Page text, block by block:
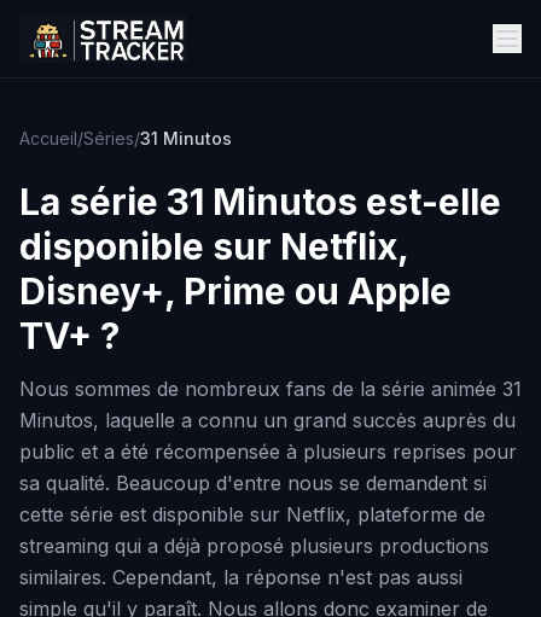
Accueil/Séries/31 Minutos
La série 31 Minutos est-elle
disponible sur Netflix,
Disney+, Prime ou Apple
TV+ ?
Nous sommes de nombreux fans de la série animée 31
Minutos, laquelle a connu un grand succès auprès du
public et a été récompensée à plusieurs reprises pour
sa qualité. Beaucoup d'entre nous se demandent si
cette série est disponible sur Netflix, plateforme de
streaming qui a déjà proposé plusieurs productions
similaires. Cependant, la réponse n'est pas aussi
simple qu'il y paraît. Nous allons donc examiner de